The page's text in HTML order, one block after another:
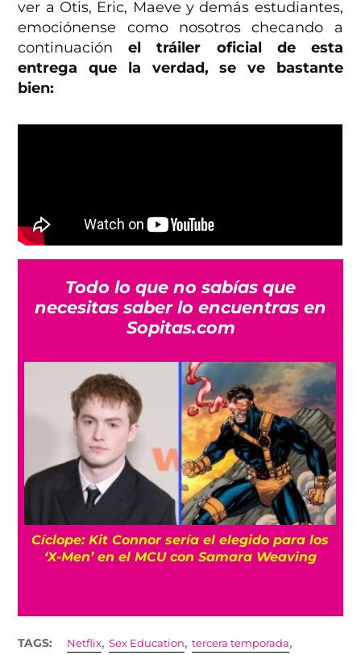
ver a Otis, Eric, Maeve y demás estudiantes,
emociónense como nosotros checando a
continuaciónel tráiler oficial de esta
entrega que la verdad, se ve bastante
bien:
Todo lo que no sabías que
necesitas saber lo encuentras en
Sopitas.com
Cíclope: Kit Connor sería el elegido para los
‘X-Men’ en el MCU con Samara Weaving
TAGS: Netflix,Sex Education,tercera temporada,